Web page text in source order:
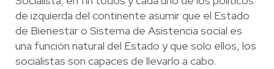
de izquierda del continente asumir que el Estado
de Bienestar o Sistema de Asistencia social es
una función natural del Estado y que solo ellos, los
socialistas son capaces de llevarlo a cabo.